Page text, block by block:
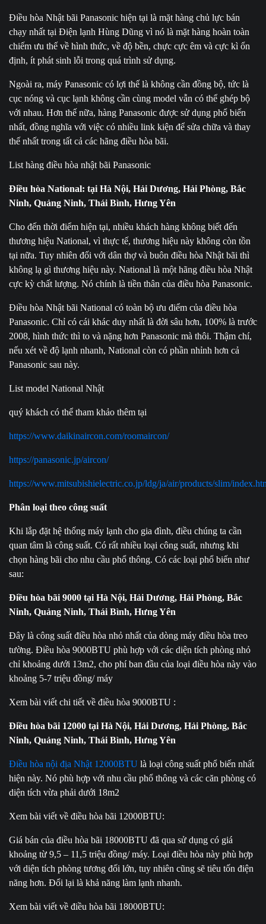
Điều hòa Nhật bãi Panasonic hiện tại là mặt hàng chủ lực bán
chạy nhất tại Điện lạnh Hùng Dũng vì nó là mặt hàng hoàn toàn
chiếm ưu thế về hình thức, về độ bền, chực cực êm và cực kì ổn
định, ít phát sinh lỗi trong quá trình sử dụng.
Ngoài ra, máy Panasonic có lợi thế là không cần đồng bộ, tức là
cục nóng và cục lạnh không cần cùng model vẫn có thể ghép bộ
với nhau. Hơn thế nữa, hàng Panasonic được sử dụng phổ biến
nhất, đồng nghĩa với việc có nhiều link kiện để sửa chữa và thay
thế nhất trong tất cả các hãng điều hòa bãi.
List hàng điều hòa nhật bãi Panasonic
Điều hòa National: tại Hà Nội, Hải Dương, Hải Phòng, Bắc
Ninh, Quảng Ninh, Thái Bình, Hưng Yên
Cho đến thời điểm hiện tại, nhiều khách hàng không biết đến
thương hiệu National, vì thực tế, thương hiệu này không còn tồn
tại nữa. Tuy nhiên đối với dân thợ và buôn điều hòa Nhật bãi thì
không lạ gì thương hiệu này. National là một hãng điều hòa Nhật
cực kỳ chất lượng. Nó chính là tiền thân của điều hòa Panasonic.
Điều hòa Nhật bãi National có toàn bộ ưu điểm của điều hòa
Panasonic. Chỉ có cái khác duy nhất là đời sâu hơn, 100% là trước
2008, hình thức thì to và nặng hơn Panasonic mà thôi. Thậm chí,
nếu xét về độ lạnh nhanh, National còn có phần nhỉnh hơn cả
Panasonic sau này.
List model National Nhật
quý khách có thể tham khảo thêm tại
https://www.daikinaircon.com/roomaircon/
https://panasonic.jp/aircon/
https://www.mitsubishielectric.co.jp/ldg/ja/air/products/slim/
Phân loại theo công suất
Khi lắp đặt hệ thống máy lạnh cho gia đình, điều chúng ta cần
quan tâm là công suất. Có rất nhiều loại công suất, nhưng khi
chọn hàng bãi cho nhu cầu phổ thông. Có các loại phổ biến như
sau:
Điều hòa bãi 9000 tại Hà Nội, Hải Dương, Hải Phòng, Bắc
Ninh, Quảng Ninh, Thái Bình, Hưng Yên
Đây là công suất điều hòa nhỏ nhất của dòng máy điều hòa treo
tường. Điều hòa 9000BTU phù hợp với các diện tích phòng nhỏ
chỉ khoảng dưới 13m2, cho phí ban đầu của loại điều hòa này vào
khoảng 5-7 triệu đồng/ máy
Xem bài viết chi tiết về điều hòa 9000BTU :
Điều hòa bãi 12000 tại Hà Nội, Hải Dương, Hải Phòng, Bắc
Ninh, Quảng Ninh, Thái Bình, Hưng Yên
Điều hòa nội địa Nhật 12000BTU là loại công suất phổ biến nhất
hiện này. Nó phù hợp với nhu cầu phổ thông và các căn phòng có
diện tích vừa phải dưới 18m2
Xem bài viết về điều hòa bãi 12000BTU:
Giá bán của điều hòa bãi 18000BTU đã qua sử dụng có giá
khoảng từ 9,5 – 11,5 triệu đồng/ máy. Loại điều hòa này phù hợp
với diện tích phòng tương đối lớn, tuy nhiên cũng sẽ tiêu tốn điện
năng hơn. Đổi lại là khả năng làm lạnh nhanh.
Xem bài viết về điều hòa bãi 18000BTU: